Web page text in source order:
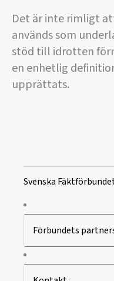
Det är inte rimligt
används som
stöd till idrotten
en enhetlig
upprättats.
Svenska
Förbundets